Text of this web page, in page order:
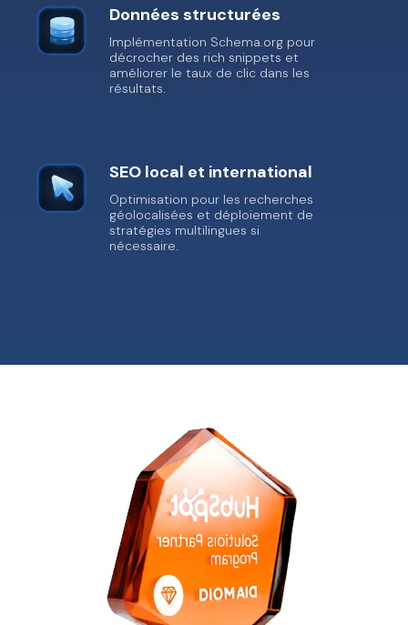
Données structurées
Implémentation Schema.org pour
décrocher des rich snippets et
améliorer le taux de clic dans les
résultats.
SEO local et international
Optimisation pour les recherches
géolocalisées et déploiement de
stratégies multilingues si
nécessaire.